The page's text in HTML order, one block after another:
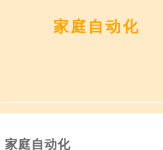
家庭自动化
家庭自动化